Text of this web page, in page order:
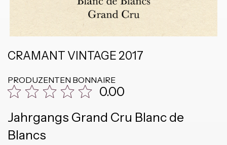
CRAMANT VINTAGE 2017
PRODUZENTEN BONNAIRE
0.00
Jahrgangs Grand Cru Blanc de
Blancs